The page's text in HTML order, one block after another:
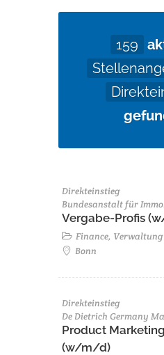
159
Direkteinstieg
Bundesanstalt für
Vergabe-Profis
Finance, Verwaltung
Bonn
Direkteinstieg
De Dietrich Germany
Product
(w/m/d)